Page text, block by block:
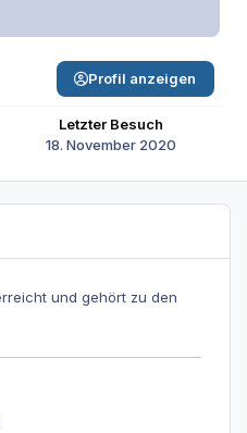
Letzter Besuch
18. November 2020
Profil anzeigen
und gehört zu den